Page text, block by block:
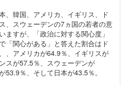
、韓国、アメリカ、イギリス、ド
、スウェーデンの7ヵ国の若者の意
ますが、「政治に対する関心度」
「関心がある」と答えた割合はド
、アメリカが64.9％、イギリスが
スが57.5％、スウェーデンが
53.9％、そして日本が43.5％。